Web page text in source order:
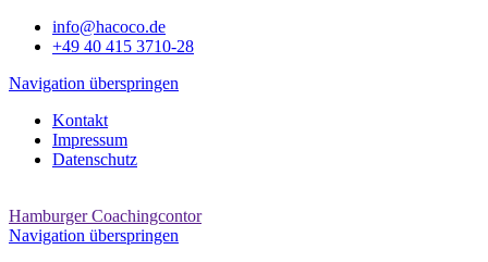
info@hacoco.de
+49 40 415 3710-28
Navigation überspringen
Kontakt
Impressum
Datenschutz
Hamburger Coachingcontor
Navigation überspringen